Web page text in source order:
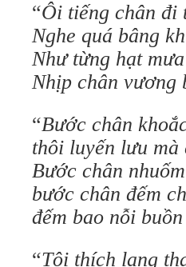
“Ôi tiếng chân đi
Nghe quá bâng
Như từng hạt
Nhịp chân vương
“Bước chân
thôi luyến lưu mà
Bước chân
bước chân đếm
đếm bao nỗi
“Tôi thích lang